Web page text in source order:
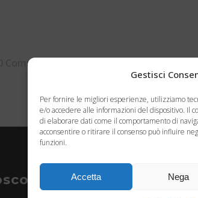
Gestisci
Per fornire le migliori esperienze, utilizziamo
e/o accedere alle informazioni del dispositivo. Il
di elaborare dati come il comportamento di
acconsentire o ritirare il consenso può influire
funzioni.
Accetta Nega
0 Comments